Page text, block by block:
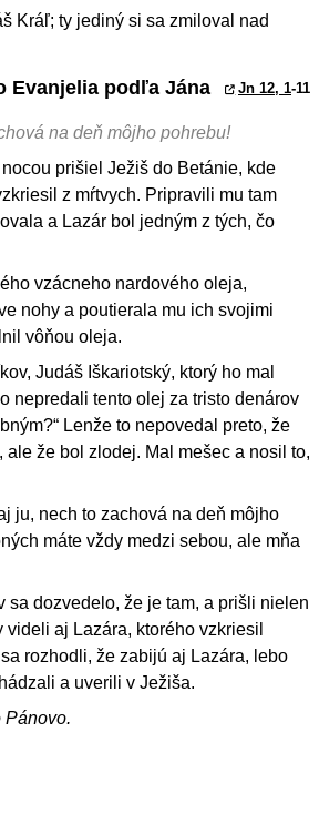
Kráľ; ty jediný si sa zmiloval nad
Evanjelia podľa Jána Jn 12, 1-11
na deň môjho pohrebu!
prišiel Ježiš do Betánie, kde
z mŕtvych. Pripravili mu tam
a Lazár bol jedným z tých, čo
vzácneho nardového oleja,
nohy a poutierala mu ich svojimi
vôňou oleja.
Judáš Iškariotský, ktorý ho mal
nepredali tento olej za tristo denárov
Lenže to nepovedal preto, že
ale že bol zlodej. Mal mešec a nosil to,
ju, nech to zachová na deň môjho
máte vždy medzi sebou, ale mňa
sa dozvedelo, že je tam, a prišli nielen
aj Lazára, ktorého vzkriesil
rozhodli, že zabijú aj Lazára, lebo
a uverili v Ježiša.
Pánovo.